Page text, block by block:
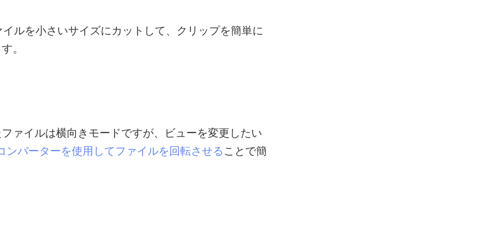
ルを小さいサイズにカットして、クリップを簡単に
。
ァイルは横向きモードですが、ビューを変更したい
ンバーターを使用してファイルを回転させることで簡
ルアドレスを入力してく